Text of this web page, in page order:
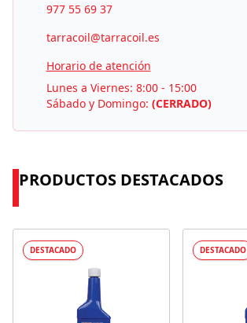
977 55 69 37
tarracoil@tarracoil.es
Horario de atención
Lunes a Viernes: 8:00 - 15:00
Sábado y Domingo: (CERRADO)
PRODUCTOS DESTACADOS
DESTACADO DESTACADO